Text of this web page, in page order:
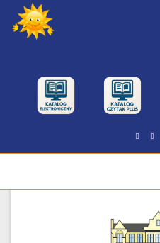
Miejska Biblioteka